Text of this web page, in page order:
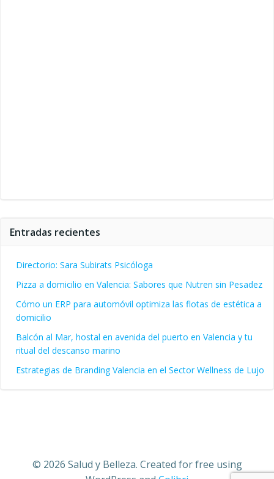
Entradas recientes
Directorio: Sara Subirats Psicóloga
Pizza a domicilio en Valencia: Sabores que Nutren sin Pesadez
Cómo un ERP para automóvil optimiza las flotas de estética a
domicilio
Balcón al Mar, hostal en avenida del puerto en Valencia y tu
ritual del descanso marino
Estrategias de Branding Valencia en el Sector Wellness de Lujo
© 2026 Salud y Belleza. Created for free using